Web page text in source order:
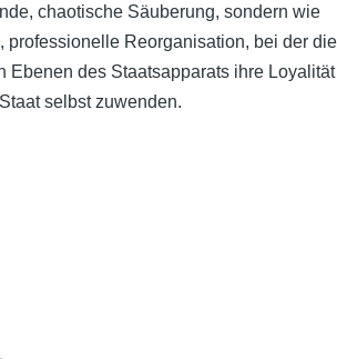
chaotische Säuberung, sondern wie
professionelle Reorganisation, bei der die
Ebenen des Staatsapparats ihre Loyalität
selbst zuwenden.